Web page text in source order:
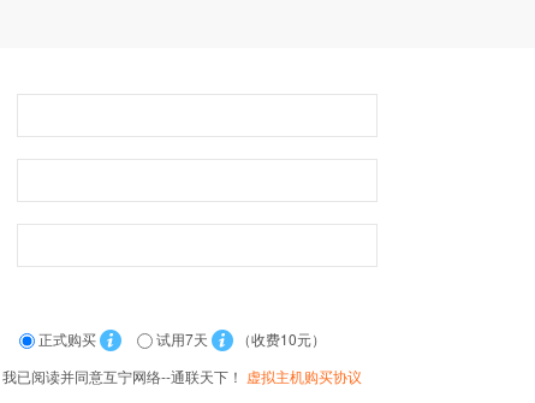
正式购买 试用7天
（收费10元）
我已阅读并同意互宁网络--通联天下！ 虚拟主机购买协议